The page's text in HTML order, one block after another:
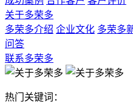
关于多荣多
多荣多介绍 企业文化 多荣多
问答
联系多荣多
热门关键词：